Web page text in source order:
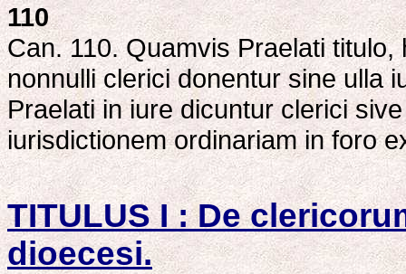
110
Can. 110. Quamvis Praelati
nonnulli clerici donentur sine ulla
Praelati in iure dicuntur clerici
iurisdictionem ordinariam in foro
TITULUS I : De
dioecesi.